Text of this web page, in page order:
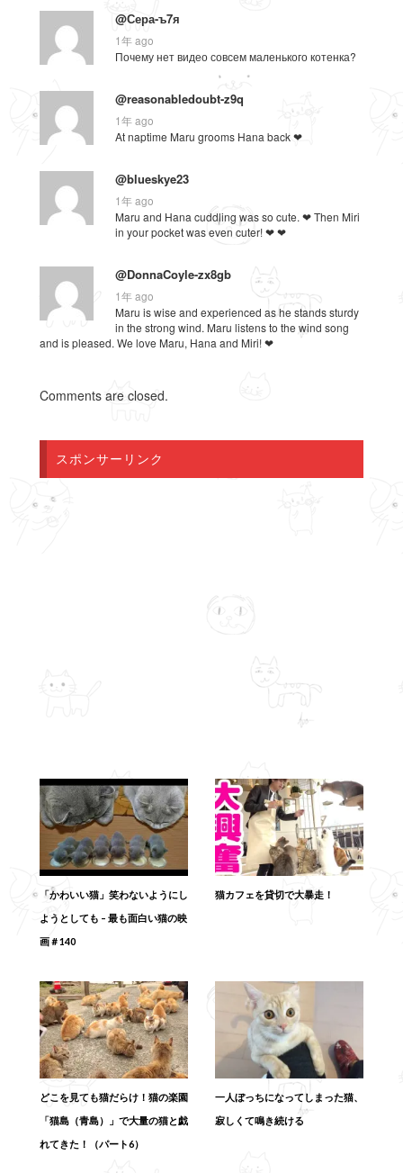
@Сера-ъ7я
1年 ago
Почему нет видео совсем маленького котенка?
@reasonabledoubt-z9q
1年 ago
At naptime Maru grooms Hana back ❤
@blueskye23
1年 ago
Maru and Hana cuddling was so cute. ❤ Then Miri
in your pocket was even cuter! ❤ ❤
@DonnaCoyle-zx8gb
1年 ago
Maru is wise and experienced as he stands sturdy
in the strong wind. Maru listens to the wind song
and is pleased. We love Maru, Hana and Miri! ❤
Comments are closed.
スポンサーリンク
「かわいい猫」笑わないようにし
ようとしても – 最も面白い猫の映
画＃140
猫カフェを貸切で大暴走！
どこを見ても猫だらけ！猫の楽園
「猫島（青島）」で大量の猫と戯
れてきた！（パート6）
一人ぼっちになってしまった猫、
寂しくて鳴き続ける